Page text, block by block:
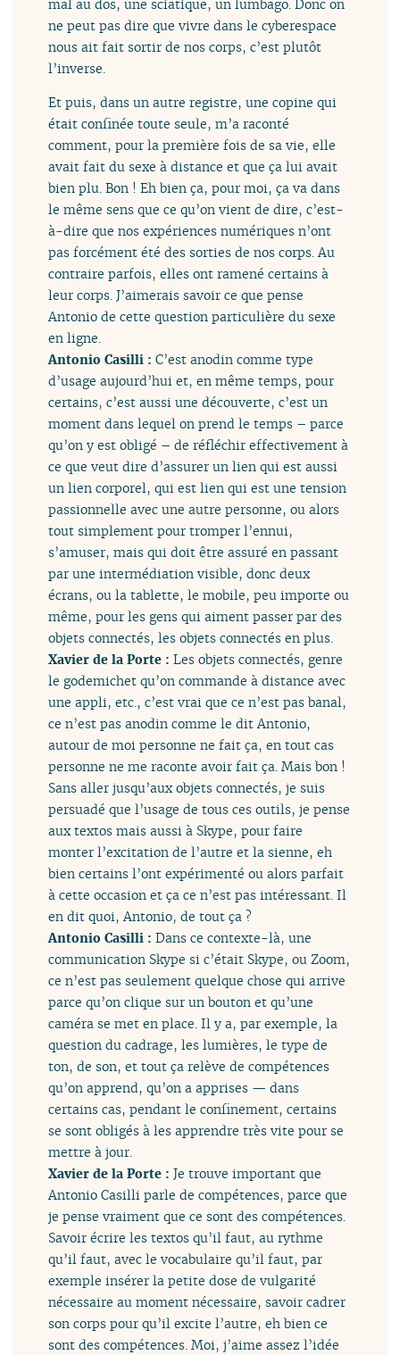
mal au dos, une sciatique, un lumbago. Donc on
ne peut pas dire que vivre dans le cyberespace
nous ait fait sortir de nos corps, c’est plutôt
l’inverse.
Et puis, dans un autre registre, une copine qui
était confinée toute seule, m’a raconté
comment, pour la première fois de sa vie, elle
avait fait du sexe à distance et que ça lui avait
bien plu. Bon ! Eh bien ça, pour moi, ça va dans
le même sens que ce qu’on vient de dire, c’est-
à-dire que nos expériences numériques n’ont
pas forcément été des sorties de nos corps. Au
contraire parfois, elles ont ramené certains à
leur corps. J’aimerais savoir ce que pense
Antonio de cette question particulière du sexe
en ligne.
Antonio Casilli :C’est anodin comme type
d’usage aujourd’hui et, en même temps, pour
certains, c’est aussi une découverte, c’est un
moment dans lequel on prend le temps – parce
qu’on y est obligé – de réfléchir effectivement à
ce que veut dire d’assurer un lien qui est aussi
un lien corporel, qui est lien qui est une tension
passionnelle avec une autre personne, ou alors
tout simplement pour tromper l’ennui,
s’amuser, mais qui doit être assuré en passant
par une intermédiation visible, donc deux
écrans, ou la tablette, le mobile, peu importe ou
même, pour les gens qui aiment passer par des
objets connectés, les objets connectés en plus.
Xavier de la Porte :Les objets connectés, genre
le godemichet qu’on commande à distance avec
une appli, etc., c’est vrai que ce n’est pas banal,
ce n’est pas anodin comme le dit Antonio,
autour de moi personne ne fait ça, en tout cas
personne ne me raconte avoir fait ça. Mais bon !
Sans aller jusqu’aux objets connectés, je suis
persuadé que l’usage de tous ces outils, je pense
aux textos mais aussi à Skype, pour faire
monter l’excitation de l’autre et la sienne, eh
bien certains l’ont expérimenté ou alors parfait
à cette occasion et ça ce n’est pas intéressant. Il
en dit quoi, Antonio, de tout ça ?
Antonio Casilli :Dans ce contexte-là, une
communication Skype si c’était Skype, ou Zoom,
ce n’est pas seulement quelque chose qui arrive
parce qu’on clique sur un bouton et qu’une
caméra se met en place. Il y a, par exemple, la
question du cadrage, les lumières, le type de
ton, de son, et tout ça relève de compétences
qu’on apprend, qu’on a apprises — dans
certains cas, pendant le confinement, certains
se sont obligés à les apprendre très vite pour se
mettre à jour.
Xavier de la Porte :Je trouve important que
Antonio Casilli parle de compétences, parce que
je pense vraiment que ce sont des compétences.
Savoir écrire les textos qu’il faut, au rythme
qu’il faut, avec le vocabulaire qu’il faut, par
exemple insérer la petite dose de vulgarité
nécessaire au moment nécessaire, savoir cadrer
son corps pour qu’il excite l’autre, eh bien ce
sont des compétences. Moi, j’aime assez l’idée